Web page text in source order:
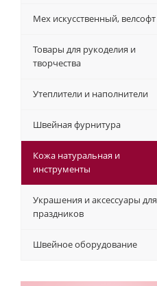
Мех искусственный, велсофт
Товары для рукоделия и
творчества
Утеплители и наполнители
Швейная фурнитура
Кожа натуральная и
инструменты
Украшения и аксессуары для
праздников
Швейное оборудование